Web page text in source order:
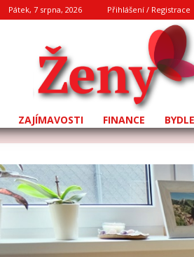
Pátek, 7 srpna, 2026 Přihlášení / Registrace
ZAJÍMAVOSTI FINANCE